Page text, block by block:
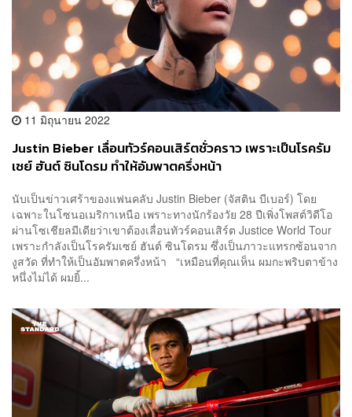
11 มิถุนายน 2022
Justin Bieber เลื่อนทัวร์คอนเสิร์ตชั่วคราว เพราะเป็นโรครัม
เซย์ ฮันต์ ซินโดรม ทำให้อัมพาตครึ่งหน้า
นับเป็นข่าวเศร้าของแฟนคลับ Justin Bieber (จัสติน บีเบอร์) โดย
เฉพาะในโซนอเมริกาเหนือ เพราะทางนักร้องวัย 28 ปีเพิ่งโพสต์วิดีโอ
ผ่านโซเชียลมีเดียว่าเขาต้องเลื่อนทัวร์คอนเสิร์ต Justice World Tour
เพราะกำลังเป็นโรครัมเซย์ ฮันต์ ซินโดรม ซึ่งเป็นภาวะแทรกซ้อนจาก
งูสวัด ที่ทำให้เป็นอัมพาตครึ่งหน้า “เหมือนที่คุณเห็น ผมกะพริบตาข้าง
หนึ่งไม่ได้ ผมยิ้...